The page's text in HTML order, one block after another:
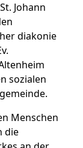
Johann
diakonie
sozialen
Menschen
die